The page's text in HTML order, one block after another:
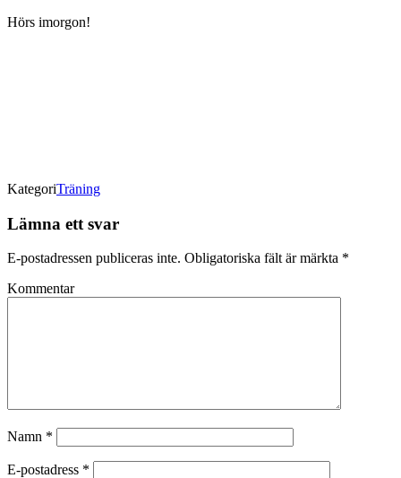
Hörs imorgon!
KategoriTräning
Lämna ett svar
E-postadressen publiceras inte. Obligatoriska fält är märkta *
Kommentar
Namn *
E-postadress *